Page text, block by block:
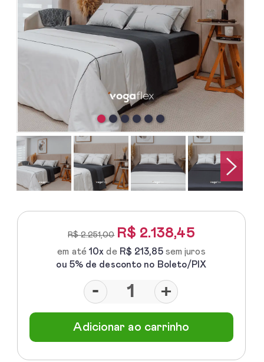
R$ 2.251,00 R$ 2.138,45
em até10x de R$ 213,85sem juros
ou 5% de desconto no Boleto/PIX
- +
Adicionar ao carrinho